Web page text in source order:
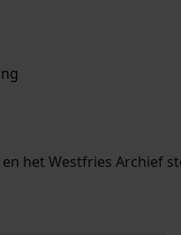
aantal zoektips.
aantal zoektips.
het Westfries Archief
uw zoekopdracht te